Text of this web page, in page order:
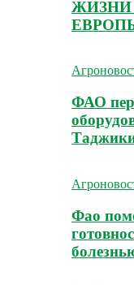
ЖИЗНИ
ФАО
Фао